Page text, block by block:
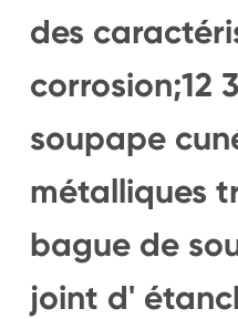
des
corrosion;12
soupape
métalliques
bague de
joint d'